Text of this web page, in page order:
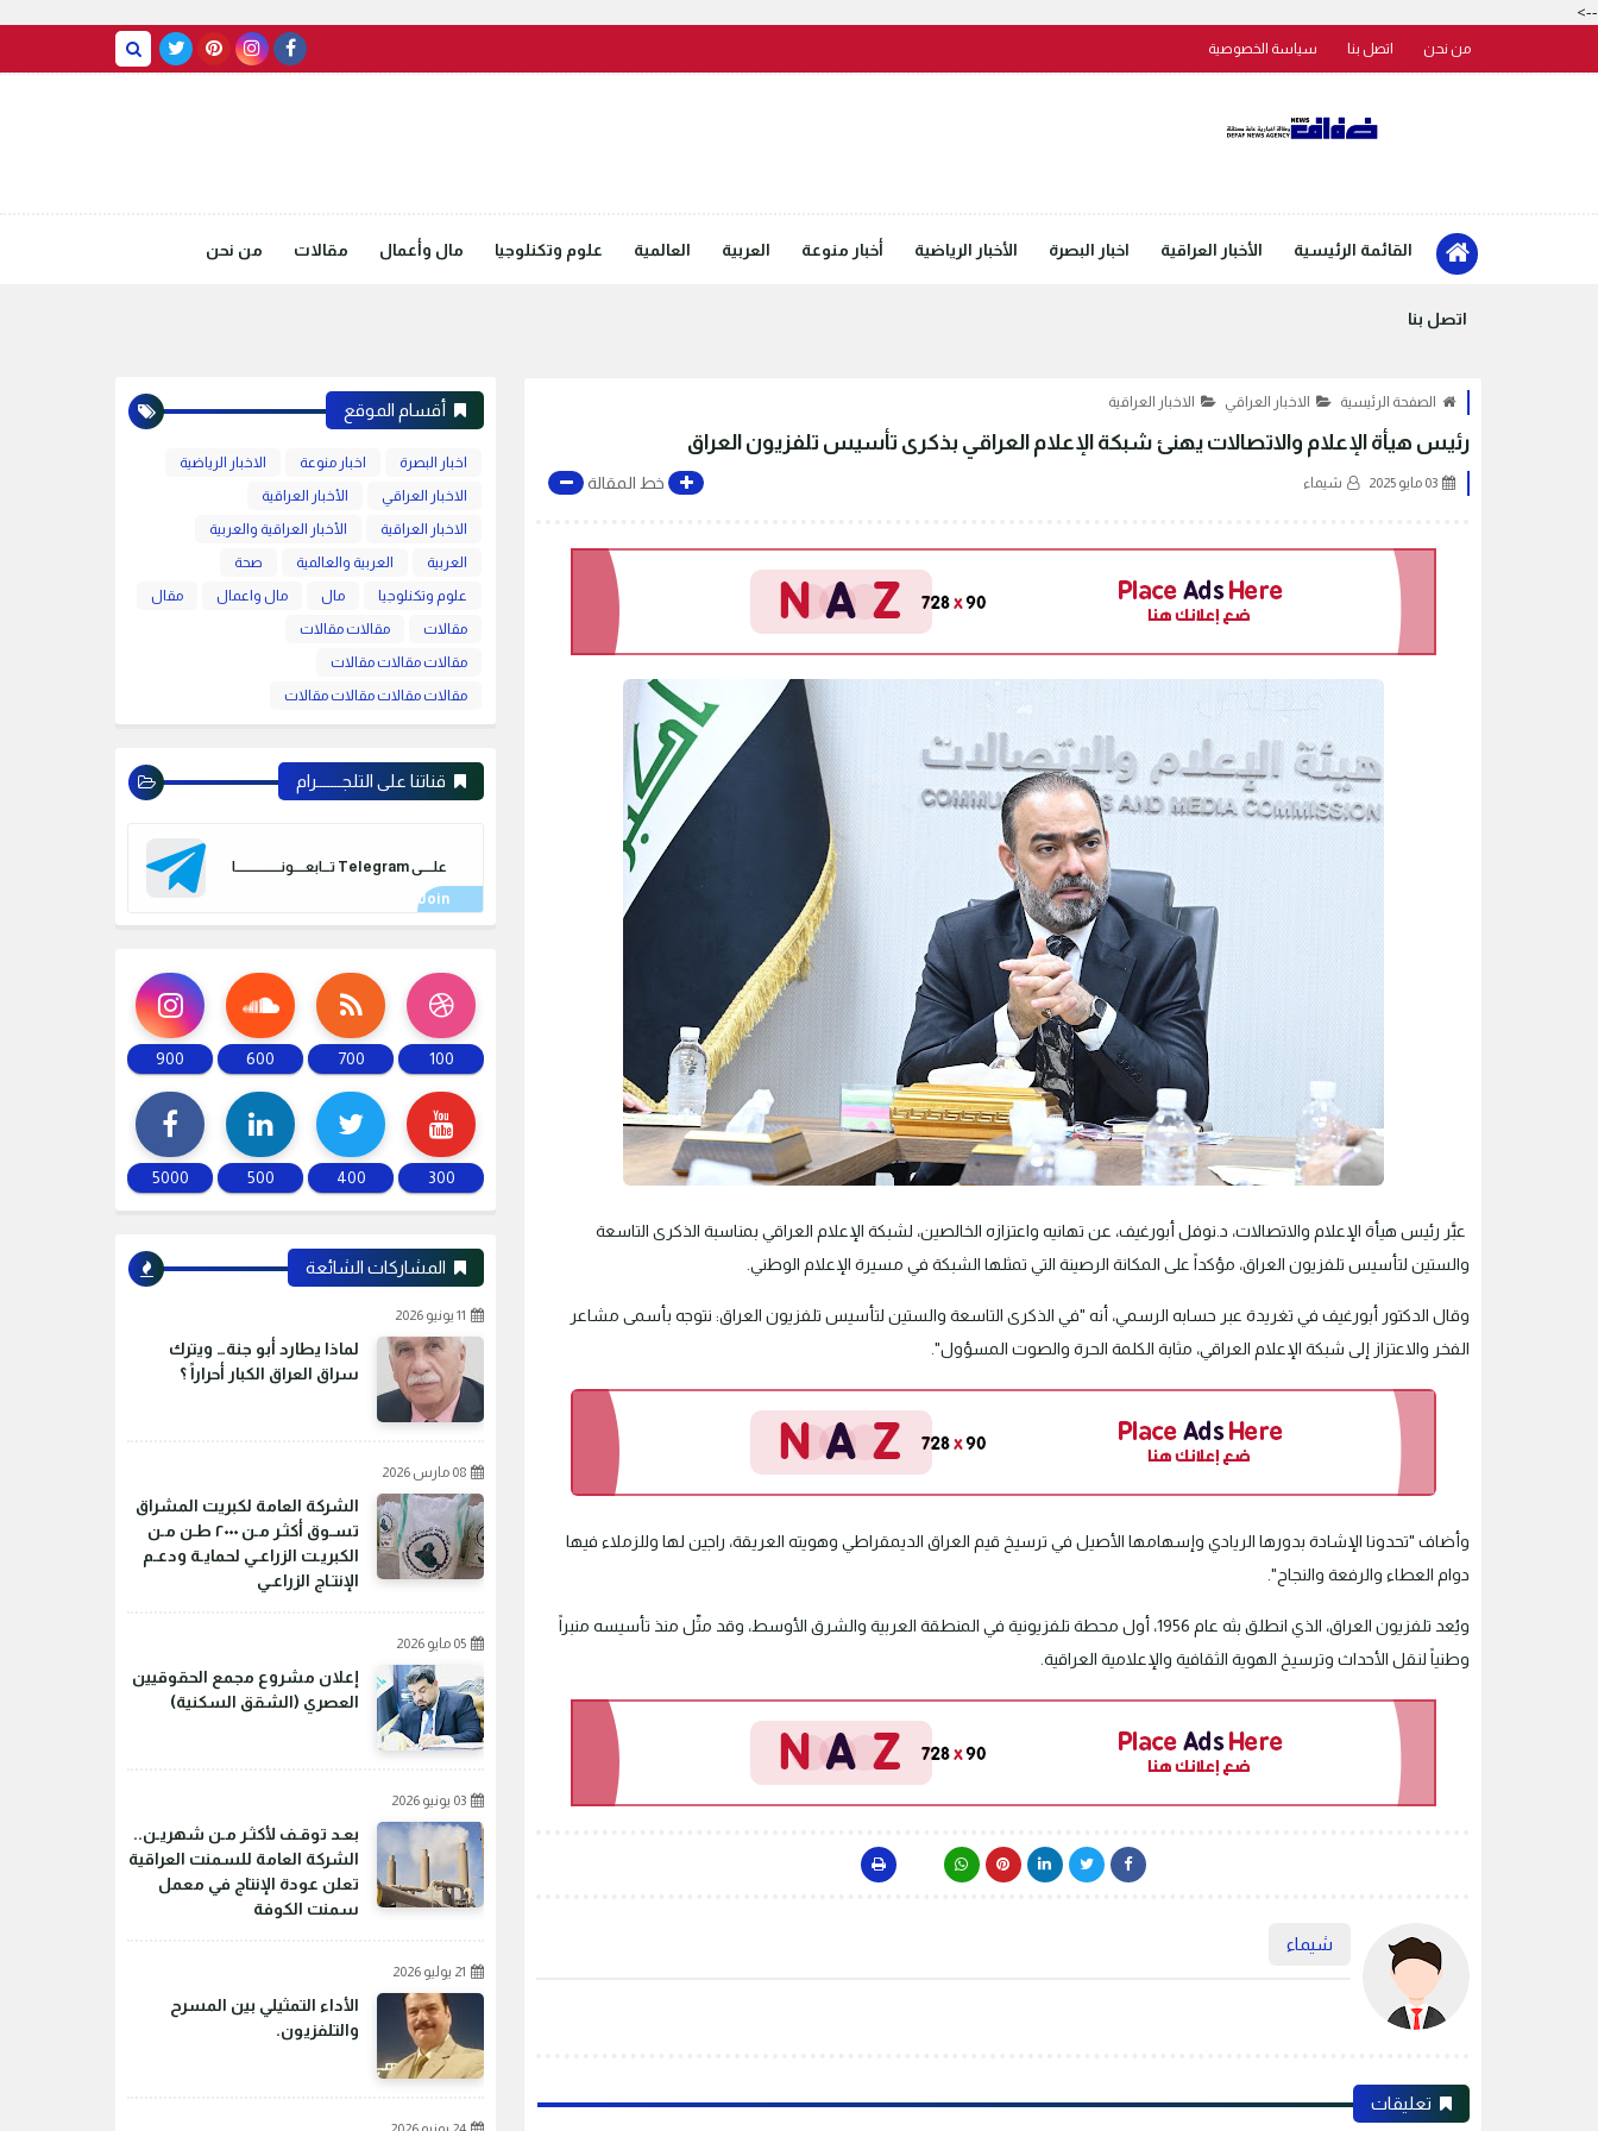
-->
من نحن اتصل بنا سياسة الخصوصية
القائمة الرئيسية الأخبار العراقية اخبار البصرة الأخبار الرياضية أخبار منوعة العربية العالمية علوم وتكنلوجيا مال وأعمال مقالات من نحن
اتصل بنا
الصفحة الرئيسية الاخبار العراقي الاخبار العراقية
رئيس هيأة الإعلام والاتصالات يهنئ شبكة الإعلام العراقي بذكرى تأسيس تلفزيون العراق
03 مايو 2025 شيماء خط المقالة
عبَّر رئيس هيأة الإعلام والاتصالات، د.نوفل أبورغيف، عن تهانيه واعتزازه الخالصين، لشبكة الإعلام العراقي بمناسبة الذكرى التاسعة
والستين لتأسيس تلفزيون العراق، مؤكداً على المكانة الرصينة التي تمثلها الشبكة في مسيرة الإعلام الوطني.
وقال الدكتور أبورغيف في تغريدة عبر حسابه الرسمي، أنه "في الذكرى التاسعة والستين لتأسيس تلفزيون العراق: نتوجه بأسمى مشاعر
الفخر والاعتزاز إلى شبكة الإعلام العراقي، مثابة الكلمة الحرة والصوت المسؤول".
وأضاف "تحدونا الإشادة بدورها الريادي وإسهامها الأصيل في ترسيخ قيم العراق الديمقراطي وهويته العريقة، راجين لها وللزملاء فيها
دوام العطاء والرفعة والنجاح".
ويُعد تلفزيون العراق، الذي انطلق بثه عام 1956، أول محطة تلفزيونية في المنطقة العربية والشرق الأوسط، وقد مثّل منذ تأسيسه منبراً
وطنياً لنقل الأحداث وترسيخ الهوية الثقافية والإعلامية العراقية.
شيماء
تعليقات
أقسام الموقع
اخبار البصرة اخبار منوعة
الاخبار الرياضية
الاخبار العراقي
الأخبار العراقية
الاخبار العراقية
الأخبار العراقية والعربية
العربية
العربية والعالمية
صحة
علوم وتكنلوجيا
مال مال واعمال
مقال
مقالات
مقالات مقالات
مقالات مقالات مقالات
مقالات مقالات مقالات مقالات
قناتنا على التلجـــــــرام
علـــــى Telegram تـــابعـــــونـــــــــــــــــــا
100
700
600
900
300
400
500
5000
المشاركات الشائعة
11 يونيو 2026
لماذا يطارد أبو جنة… ويترك
سراق العراق الكبار أحراراً ؟
08 مارس 2026
الشركة العامة لكبريت المشراق
تسـوق أكثـر مـن ٢٠٠٠ طـن مـن
الكبريـت الزراعـي لحمايـة ودعـم
الإنتـاج الزراعـي
05 مايو 2026
إعلان مشروع مجمع الحقوقيين
العصري (الشقق السكنية)
03 يونيو 2026
بعـد توقـف لأكثـر مـن شهريـن..
الشركة العامة للسمنت العراقية
تعلن عودة الإنتاج في معمل
سمنت الكوفة
21 يوليو 2026
الأداء التمثيلي بين المسرح
والتلفزيون.